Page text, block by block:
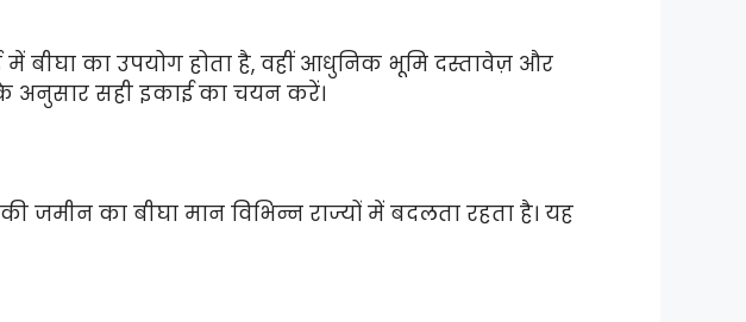
में बीघा का उपयोग होता है, वहीं आधुनिक भूमि दस्तावेज़ और
अनुसार सही इकाई का चयन करें।
जमीन का बीघा मान विभिन्न राज्यों में बदलता रहता है। यह